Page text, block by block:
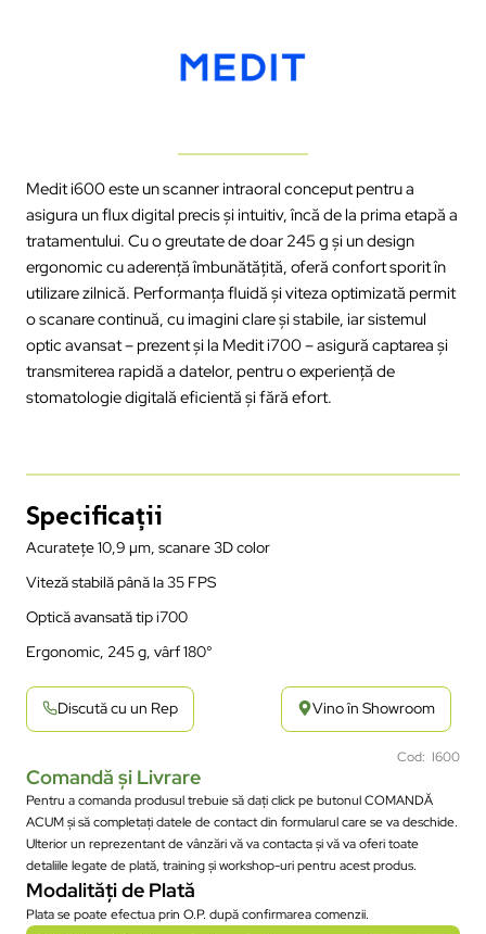
Medit i600 este un scanner intraoral conceput pentru a
asigura un flux digital precis și intuitiv, încă de la prima etapă a
tratamentului. Cu o greutate de doar 245 g și un design
ergonomic cu aderență îmbunătățită, oferă confort sporit în
utilizare zilnică. Performanța fluidă și viteza optimizată permit
o scanare continuă, cu imagini clare și stabile, iar sistemul
optic avansat – prezent și la Medit i700 – asigură captarea și
transmiterea rapidă a datelor, pentru o experiență de
stomatologie digitală eficientă și fără efort.
Specificații
Acuratețe 10,9 µm, scanare 3D color
Viteză stabilă până la 35 FPS
Optică avansată tip i700
Ergonomic, 245 g, vârf 180°
Discută cu un Rep Vino în Showroom
Cod: I600
Comandă și Livrare
Pentru a comanda produsul trebuie să dați click pe butonul COMANDĂ
ACUM și să completați datele de contact din formularul care se va deschide.
Ulterior un reprezentant de vânzări vă va contacta și vă va oferi toate
detaliile legate de plată, training și workshop-uri pentru acest produs.
Modalități de Plată
Plata se poate efectua prin O.P. după confirmarea comenzii.